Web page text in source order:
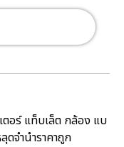
อร์ แท็บเล็ต กล้อง แบ
ดจำนำราคาถูก